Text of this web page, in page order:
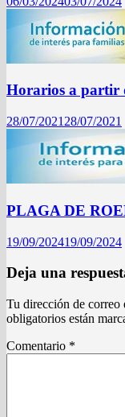
Horarios a partir
28/07/2021 28/07/2021
PLAGA DE
19/09/202419/09/2024
Deja una
Tu dirección de correo
obligatorios están
Comentario *